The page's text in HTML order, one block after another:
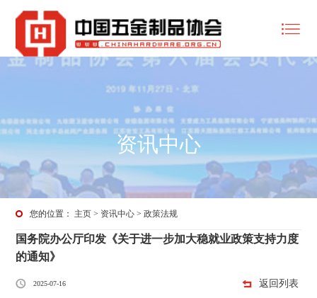
资讯中心
您的位置： 主页 > 资讯中心 >政策法规
国务院办公厅印发《关于进一步加大稳就业政策支持力度
的通知》
2025-07-16 返回列表